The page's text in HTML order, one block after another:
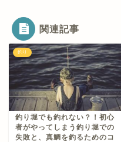
関連記事
釣り
釣り堀でも釣れない？！初心
者がやってしまう釣り堀での
失敗と、真鯛を釣るためのコ